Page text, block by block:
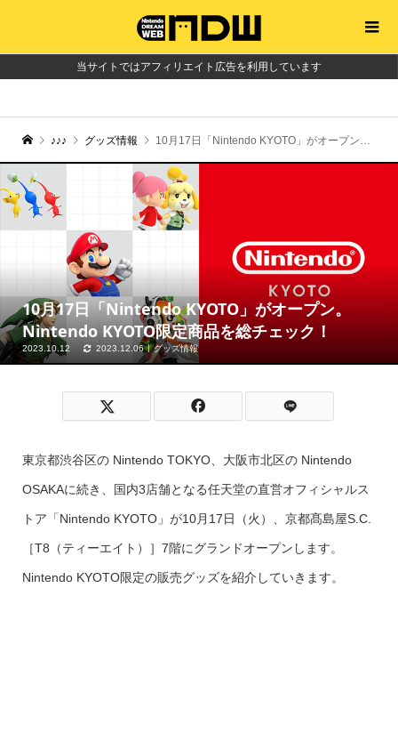
当サイトではアフィリエイト広告を利用しています
♪♪♪ グッズ情報 10月17日「Nintendo KYOTO」がオープン。Nintendo KYOTO限定商品を総チェック！
10月17日「Nintendo KYOTO」がオープン。
Nintendo KYOTO限定商品を総チェック！
2023.10.12 2023.12.06 グッズ情報
東京都渋谷区の Nintendo TOKYO、大阪市北区の Nintendo
OSAKAに続き、国内3店舗となる任天堂の直営オフィシャルス
トア「Nintendo KYOTO」が10月17日（火）、京都髙島屋S.C.
［T8（ティーエイト）］7階にグランドオープンします。
Nintendo KYOTO限定の販売グッズを紹介していきます。